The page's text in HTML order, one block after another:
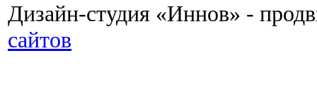
Дизайн-студия «Иннов» -
сайтов